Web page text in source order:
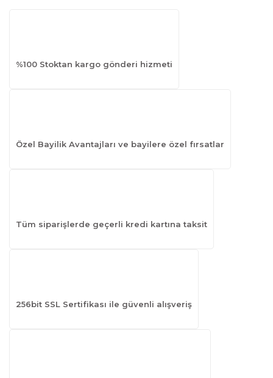
%100 Stoktan kargo gönderi hizmeti
Özel Bayilik Avantajları ve bayilere özel fırsatlar
Tüm siparişlerde geçerli kredi kartına taksit
256bit SSL Sertifikası ile güvenli alışveriş